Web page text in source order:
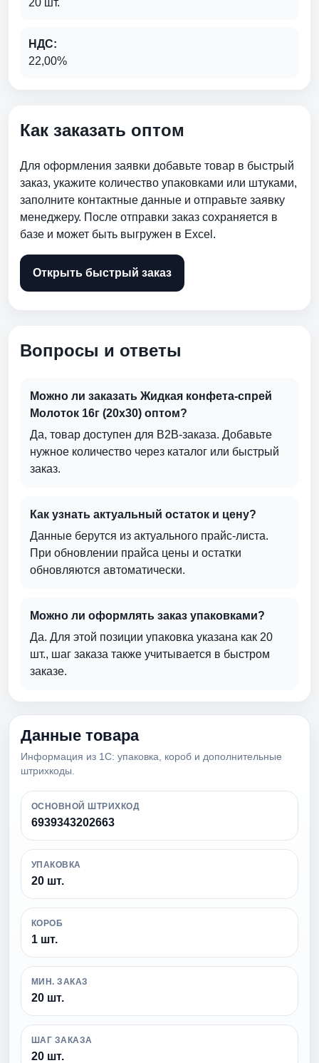
НДС:
22,00%
Как заказать оптом
Для оформления заявки добавьте товар в быстрый
заказ, укажите количество упаковками или штуками,
заполните контактные данные и отправьте заявку
менеджеру. После отправки заказ сохраняется в
базе и может быть выгружен в Excel.
Открыть быстрый заказ
Вопросы и ответы
Можно ли заказать Жидкая конфета-спрей
Молоток 16г (20х30) оптом?
Да, товар доступен для B2B-заказа. Добавьте
нужное количество через каталог или быстрый
заказ.
Как узнать актуальный остаток и цену?
Данные берутся из актуального прайс-листа.
При обновлении прайса цены и остатки
обновляются автоматически.
Можно ли оформлять заказ упаковками?
Да. Для этой позиции упаковка указана как 20
шт., шаг заказа также учитывается в быстром
заказе.
Данные товара
Информация из 1С: упаковка, короб и дополнительные
штрихкоды.
ОСНОВНОЙ ШТРИХКОД
6939343202663
УПАКОВКА
20 шт.
КОРОБ
1 шт.
МИН. ЗАКАЗ
20 шт.
ШАГ ЗАКАЗА
20 шт.